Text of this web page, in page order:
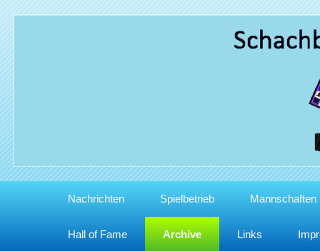
Nachrichten Spielbetrieb Mannschaften
Hall of Fame Archive Links